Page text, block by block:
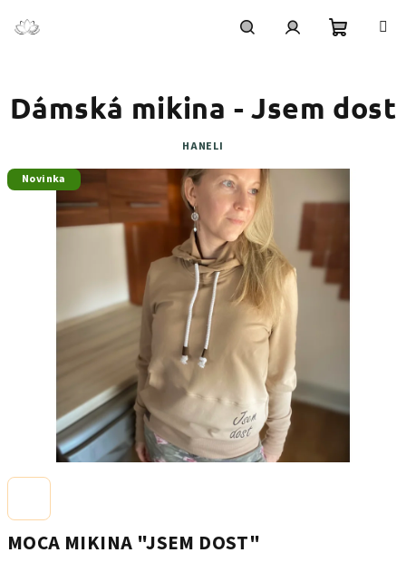
košík
MOCA MIKINA "JSEM DOST"
Dámská mikina - Jsem dost
HANELI
Novinka